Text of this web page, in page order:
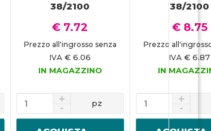
38/2100
€ 7.72
Prezzo all'ingrosso senza
IVA€ 6.06
IN MAGAZZINO
pz
38/2100
€ 8.75
Prezzo
IVA € 6.87
IN